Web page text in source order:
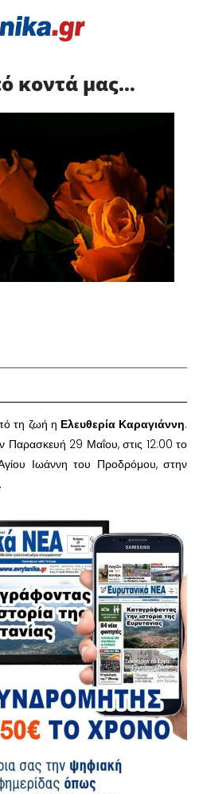
κοντά μας…
τη ζωή η Ελευθερία Καραγιάννη.
Παρασκευή 29 Μαΐου, στις 12:00 το
Ιωάννη του Προδρόμου, στην